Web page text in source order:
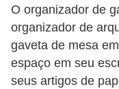
O organizador de
organizador de
gaveta de mesa
espaço em seu
seus artigos de
h
e
i
r